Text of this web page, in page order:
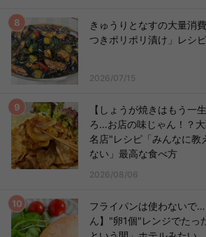
きゅうりとなすの大量消
つきポリポリ漬け」レシピ
2026/07/15
【しょうが焼きはもう一
ろ…お店の味じゃん！？
名店"レシピ「みんなに教
ない」最高な食べ方
2026/08/06
フライパンは使わないで
ん】"卵1個"レンジでたっ